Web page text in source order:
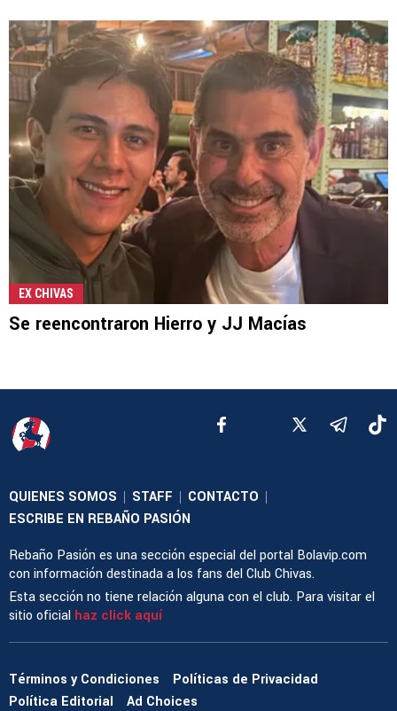
EX CHIVAS
Se reencontraron Hierro y JJ Macías
QUIENES SOMOS | STAFF | CONTACTO |
ESCRIBE EN REBAÑO PASIÓN
Rebaño Pasión es una sección especial del portal Bolavip.com
con información destinada a los fans del Club Chivas.
Esta sección no tiene relación alguna con el club. Para visitar el
sitio oficial haz click aquí
Términos y Condiciones
Políticas de Privacidad
Política Editorial
Ad Choices